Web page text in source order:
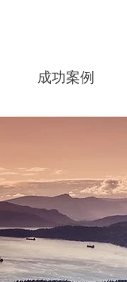
成功案例